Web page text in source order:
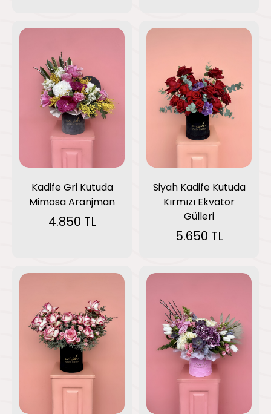
Kadife Gri Kutuda
Mimosa Aranjman
4.850 TL
Siyah Kadife Kutuda
Kırmızı Ekvator
Gülleri
5.650 TL